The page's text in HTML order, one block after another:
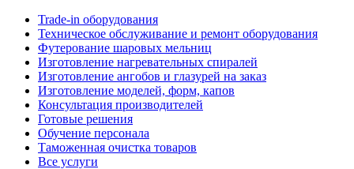
Trade-in оборудования
Техническое обслуживание и ремонт оборудования
Футерование шаровых мельниц
Изготовление нагревательных спиралей
Изготовление ангобов и глазурей на заказ
Изготовление моделей, форм, капов
Консультация производителей
Готовые решения
Обучение персонала
Таможенная очистка товаров
Все услуги